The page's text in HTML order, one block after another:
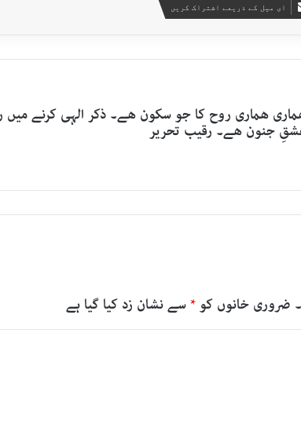
ای میل کے ذریعے اشتراک کریں
ھماری روح کا جو سکون ھے۔ ذکر الہی کرنے میں
جنون ھے۔ رقیب تحریر
ضروری خانوں کو*سے نشان زد کیا گیا ہے